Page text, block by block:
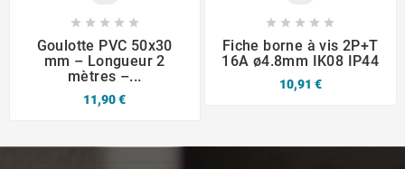
    
Goulotte PVC 50x30
mm – Longueur 2
mètres –...
11,90 €
    
Fiche borne à vis 2P+T
16A ø4.8mm IK08 IP44
10,91 €